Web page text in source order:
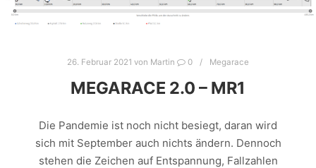
26. Februar 2021 von Martin 0 Megarace
MEGARACE 2.0 – MR1
Die Pandemie ist noch nicht besiegt, daran wird
sich mit September auch nichts ändern. Dennoch
stehen die Zeichen auf Entspannung, Fallzahlen